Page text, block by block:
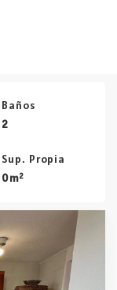
Baños
2
Sup. Propia
0 m2